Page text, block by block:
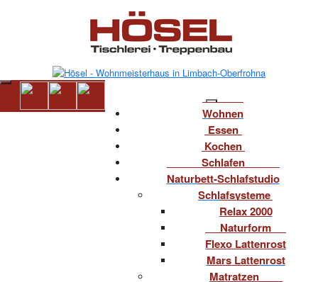
Wohnen
Essen
Kochen
Schlafen
Naturbett-Schlafstudio
Schlafsysteme
Relax 2000
Naturform
Flexo Lattenrost
Mars Lattenrost
Matratzen